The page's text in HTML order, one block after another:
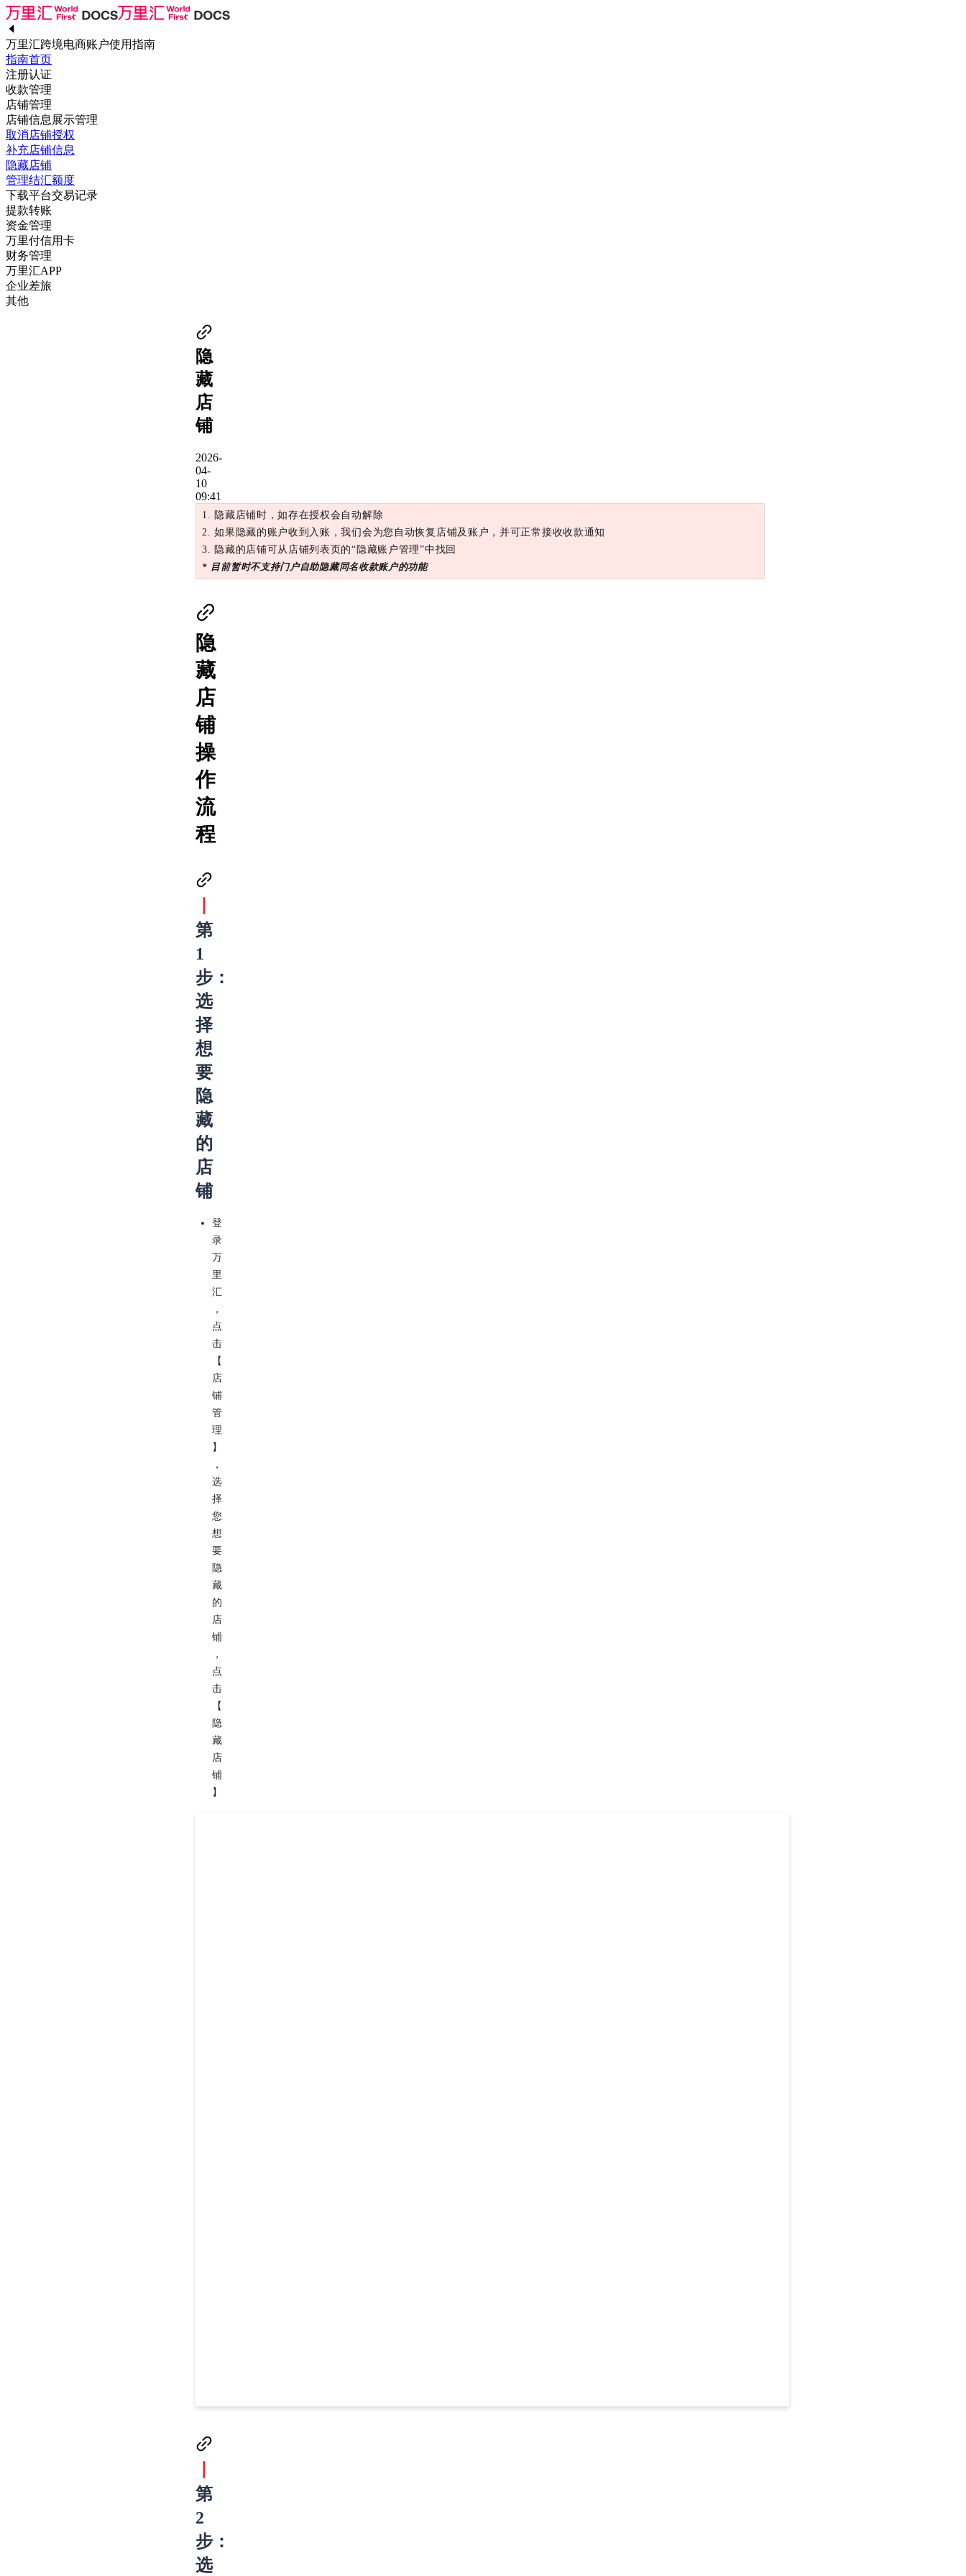
万里汇跨境电商账户使用指南
指南首页
注册认证
收款管理
店铺管理
店铺信息展示管理
取消店铺授权
补充店铺信息
隐藏店铺
管理结汇额度
下载平台交易记录
提款转账
资金管理
万里付信用卡
财务管理
万里汇APP
企业差旅
其他
隐
藏
店
铺
2026-
04-
10
09:41
1. 隐藏店铺时，如存在授权会自动解除
2. 如果隐藏的账户收到入账，我们会为您自动恢复店铺及账户，并可正常接收收款通知
3. 隐藏的店铺可从店铺列表页的“隐藏账户管理”中找回
* 目前暂时不支持门户自助隐藏同名收款账户的功能
隐
藏
店
铺
操
作
流
程
第
1
步：
选
择
想
要
隐
藏
的
店
铺
登
录
万
里
汇
，
点
击
【
店
铺
管
理
】
，
选
择
您
想
要
隐
藏
的
店
铺
，
点
击
【
隐
藏
店
铺
】
第
2
步：
选